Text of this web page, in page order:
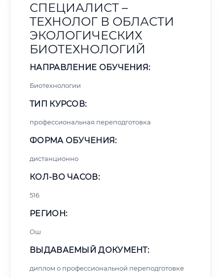
СПЕЦИАЛИСТ –
ТЕХНОЛОГ В ОБЛАСТИ
ЭКОЛОГИЧЕСКИХ
БИОТЕХНОЛОГИЙ
НАПРАВЛЕНИЕ ОБУЧЕНИЯ:
Биотехнологии
ТИП КУРСОВ:
профессиональная переподготовка
ФОРМА ОБУЧЕНИЯ:
дистанционно
КОЛ-ВО ЧАСОВ:
516
РЕГИОН:
Ош
ВЫДАВАЕМЫЙ ДОКУМЕНТ:
диплом о профессиональной переподготовке